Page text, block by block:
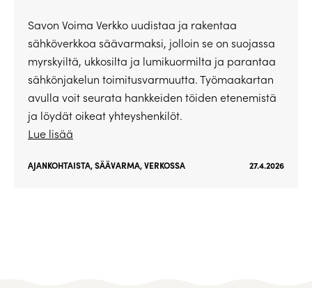
Savon Voima Verkko uudistaa ja rakentaa
sähköverkkoa säävarmaksi, jolloin se on suojassa
myrskyiltä, ukkosilta ja lumikuormilta ja parantaa
sähkönjakelun toimitusvarmuutta. Työmaakartan
avulla voit seurata hankkeiden töiden etenemistä
ja löydät oikeat yhteyshenkilöt.
Lue lisää
AJANKOHTAISTA,SÄÄVARMA,VERKOSSA 27.4.2026